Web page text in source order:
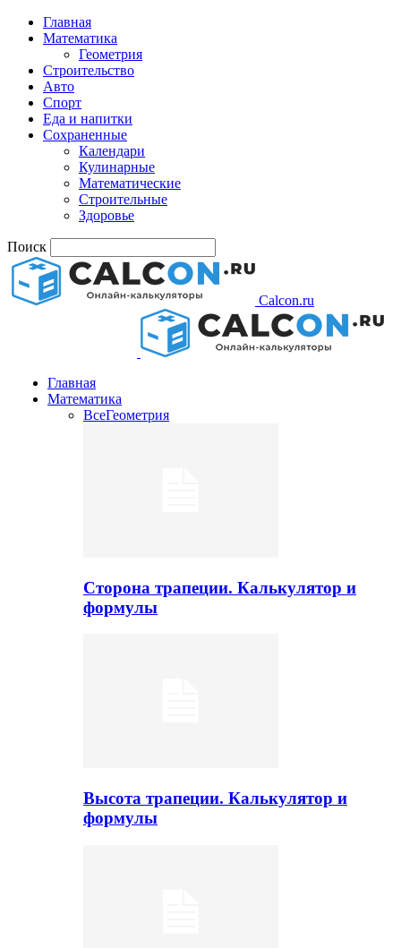
Главная
Математика
Геометрия
Строительство
Авто
Спорт
Еда и напитки
Сохраненные
Календари
Кулинарные
Математические
Строительные
Здоровье
Поиск
Calcon.ru
Главная
Математика
ВсеГеометрия
Сторона трапеции. Калькулятор и
формулы
Высота трапеции. Калькулятор и
формулы